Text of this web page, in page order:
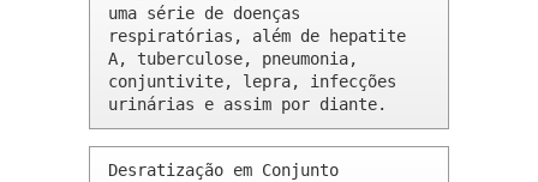
uma série de doenças
respiratórias, além de hepatite
A, tuberculose, pneumonia,
conjuntivite, lepra, infecções
urinárias e assim por diante.
Desratização em Conjunto